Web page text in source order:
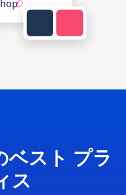
ベスト プラ
ス